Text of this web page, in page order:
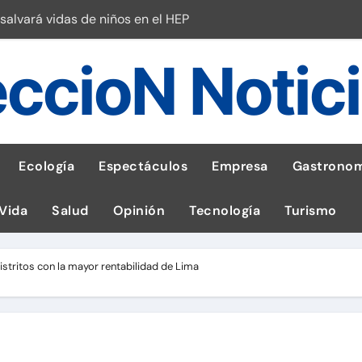
vidas de niños en el HEP
en Latam
con leña
de hígado
de celular según OSIPTEL
peruanos del IPD
Ecología Espectáculos Empresa
Salud Opinión Tecnología Turismo
con la mayor rentabilidad de Lima